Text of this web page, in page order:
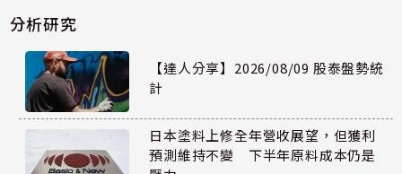
分析研究
【達人分享】2026/08/09 股泰盤勢統
計
日本塗料上修全年營收展望，但獲利
預測維持不變 下半年原料成本仍是